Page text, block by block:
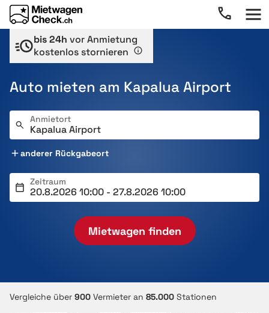
bis 24h vor Anmietung
kostenlos stornieren
Auto mieten am Kapalua Airport
Anmietort
anderer Rückgabeort
Zeitraum
Mietwagen finden
Vergleiche über 900 Vermieter an 85.000 Stationen